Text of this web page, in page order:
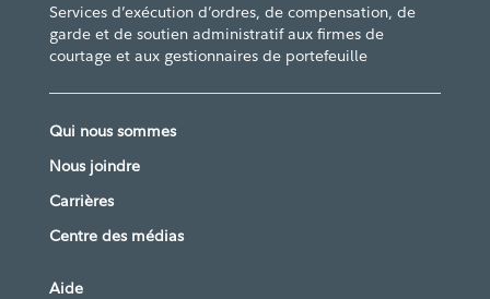
Services d’exécution d’ordres, de compensation, de
garde et de soutien administratif aux firmes de
courtage et aux gestionnaires de portefeuille
Qui nous sommes
Nous joindre
Carrières
Centre des médias
Aide